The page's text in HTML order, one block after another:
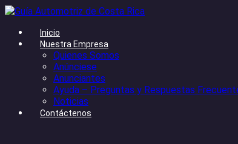
Inicio
Nuestra Empresa
Quienes Somos
Anúnciese
Anunciantes
Ayuda – Preguntas y Respuestas
Noticias
Contáctenos